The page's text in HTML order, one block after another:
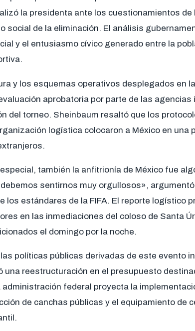
la presidenta ante los cuestionamientos de
social de la eliminación. El análisis
y el entusiasmo cívico generado entre la
y los esquemas operativos desplegados en
aprobatoria por parte de las
del torneo. Sheinbaum resaltó que los
logística colocaron a México en una
también la anfitrionía de México fue
sentirnos muy orgullosos»,
los estándares de la FIFA. El reporte logístico
en las inmediaciones del coloso de Santa
el domingo por la noche.
políticas públicas derivadas de este evento
una reestructuración en el presupuesto
administración federal proyecta la
de canchas públicas y el equipamiento de